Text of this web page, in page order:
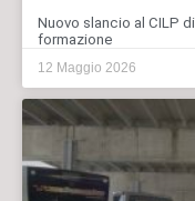
Nuovo slancio al CILP
formazione
12 Maggio 2026